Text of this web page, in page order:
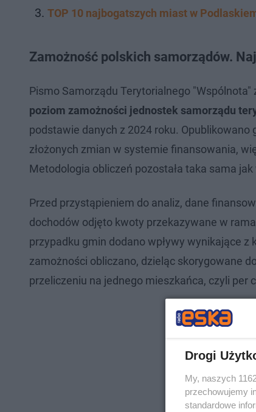
TOP 10 najbogatszych miast w
Zamożność polskich samorządów.
Pismo Samorządu Terytorialnego "Wspólnota"
poziom zamożności jednostek samorządu
podstawie danych z 2024 roku.
złożonych zmian w systemie finansowania,
Metodologia obliczeń pozostała taka sama
Przed przystąpieniem do analiz, dane
dochodów odjęto kwoty przekazywane w
przypadku gmin dodano wpływy wynikające
zamożności obliczano, dzieląc skorygowane
przeliczeniu na jednego mieszkańca, czyli per
Drogi
My, naszych
przechowujemy
standardowe